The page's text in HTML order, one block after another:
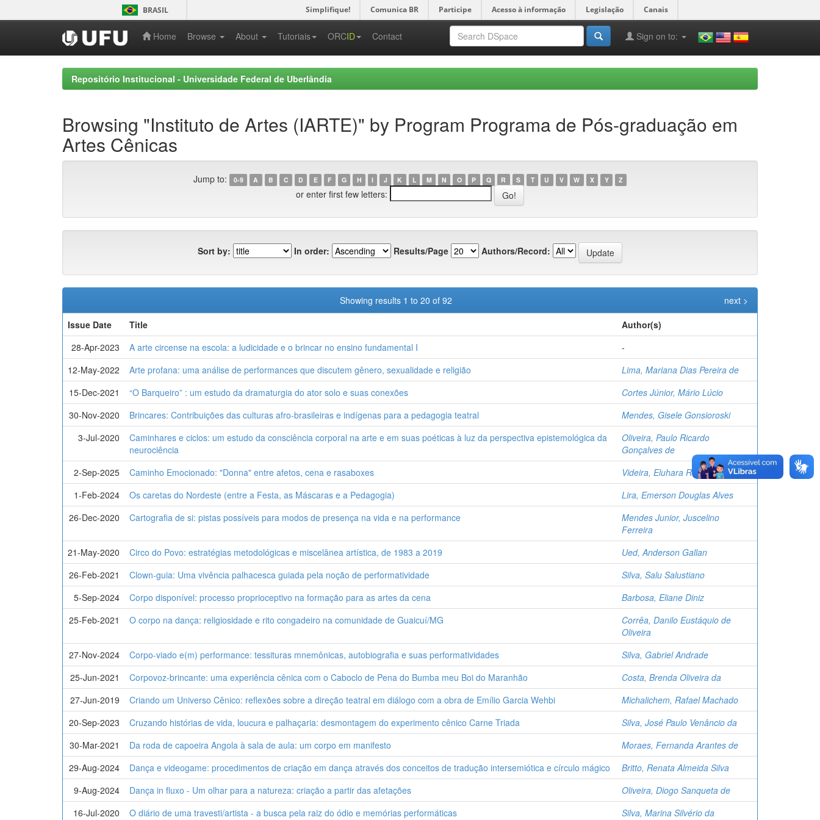
navigation
BRASIL Simplifique! Comunica BR Participe Acesso à informação Legislação Canais
Home Browse About Tutoriais ORCID Contact Sign on to:
Repositório Institucional - Universidade Federal de Uberlândia
Browsing "Instituto de Artes (IARTE)" by Program Programa de Pós-graduação em
Artes Cênicas
Jump to: 0-9 A B C D E F G H I J K L M N O P Q R S T U V W X Y Z
or enter first few letters:
Sort by: In order: Results/Page Authors/Record:
Showing results 1 to 20 of 92
next >
Issue Date
Title
Author(s)
28-Apr-2023
A arte circense na escola: a ludicidade e o brincar no ensino fundamental I
-
12-May-2022
Arte profana: uma análise de performances que discutem gênero, sexualidade e religião
Lima, Mariana Dias Pereira de
15-Dec-2021
“O Barqueiro” : um estudo da dramaturgia do ator solo e suas conexões
Cortes Júnior, Mário Lúcio
30-Nov-2020
Brincares: Contribuições das culturas afro-brasileiras e indígenas para a pedagogia teatral
Mendes, Gisele Gonsioroski
3-Jul-2020
Caminhares e ciclos: um estudo da consciência corporal na arte e em suas poéticas à luz da perspectiva epistemológica da
neurociência
Oliveira, Paulo Ricardo
Gonçalves de
2-Sep-2025
Caminho Emocionado: "Donna" entre afetos, cena e rasaboxes
Videira, Eluhara Resende
1-Feb-2024
Os caretas do Nordeste (entre a Festa, as Máscaras e a Pedagogia)
Lira, Emerson Douglas Alves
26-Dec-2020
Cartografia de si: pistas possíveis para modos de presença na vida e na performance
Mendes Junior, Juscelino
Ferreira
21-May-2020
Circo do Povo: estratégias metodológicas e miscelânea artística, de 1983 a 2019
Ued, Anderson Gallan
26-Feb-2021
Clown-guia: Uma vivência palhacesca guiada pela noção de performatividade
Silva, Salu Salustiano
5-Sep-2024
Corpo disponível: processo proprioceptivo na formação para as artes da cena
Barbosa, Eliane Diniz
25-Feb-2021
O corpo na dança: religiosidade e rito congadeiro na comunidade de Guaicuí/MG
Corrêa, Danilo Eustáquio de
Oliveira
27-Nov-2024
Corpo-viado e(m) performance: tessituras mnemônicas, autobiografia e suas performatividades
Silva, Gabriel Andrade
25-Jun-2021
Corpovoz-brincante: uma experiência cênica com o Caboclo de Pena do Bumba meu Boi do Maranhão
Costa, Brenda Oliveira da
27-Jun-2019
Criando um Universo Cênico: reflexões sobre a direção teatral em diálogo com a obra de Emílio Garcia Wehbi
Michalichem, Rafael Machado
20-Sep-2023
Cruzando histórias de vida, loucura e palhaçaria: desmontagem do experimento cênico Carne Triada
Silva, José Paulo Venâncio da
30-Mar-2021
Da roda de capoeira Angola à sala de aula: um corpo em manifesto
Moraes, Fernanda Arantes de
29-Aug-2024
Dança e videogame: procedimentos de criação em dança através dos conceitos de tradução intersemiótica e círculo mágico
Britto, Renata Almeida Silva
9-Aug-2024
Dança in fluxo - Um olhar para a natureza: criação a partir das afetações
Oliveira, Diogo Sanqueta de
16-Jul-2020
O diário de uma travesti/artista - a busca pela raiz do ódio e memórias performáticas Silva, Marina Silvério da